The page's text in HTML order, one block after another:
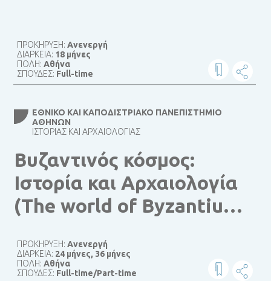
ΠΡΟΚΗΡΥΞΗ:Ανενεργή
ΔΙΑΡΚΕΙΑ: 18 μήνες
ΠΟΛΗ:Αθήνα
ΣΠΟΥΔΕΣ: Full-time
ΕΘΝΙΚΌ ΚΑΙ ΚΑΠΟΔΙΣΤΡΙΑΚΌ ΠΑΝΕΠΙΣΤΉΜΙΟ
ΑΘΗΝΏΝ
ΙΣΤΟΡΊΑΣ ΚΑΙ ΑΡΧΑΙΟΛΟΓΊΑΣ
Βυζαντινός κόσμος:
Ιστορία και Αρχαιολογία
(The world of Byzantium:
ΠΡΟΚΗΡΥΞΗ:Ανενεργή
ΔΙΑΡΚΕΙΑ: 24 μήνες, 36 μήνες
ΠΟΛΗ:Αθήνα
ΣΠΟΥΔΕΣ: Full-time/Part-time